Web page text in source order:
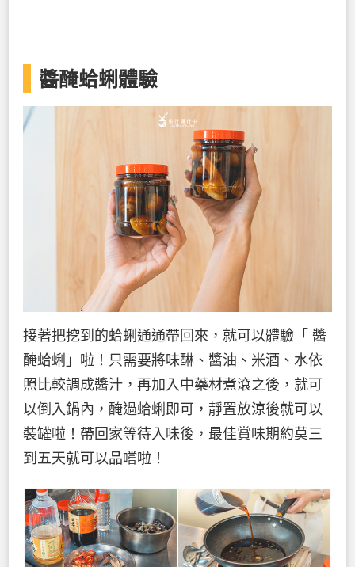
醬醃蛤蜊體驗
接著把挖到的蛤蜊通通帶回來，就可以體驗「 醬
醃蛤蜊」啦！只需要將味醂、醬油、米酒、水依
照比較調成醬汁，再加入中藥材煮滾之後，就可
以倒入鍋內，醃過蛤蜊即可，靜置放涼後就可以
裝罐啦！帶回家等待入味後，最佳賞味期約莫三
到五天就可以品嚐啦！